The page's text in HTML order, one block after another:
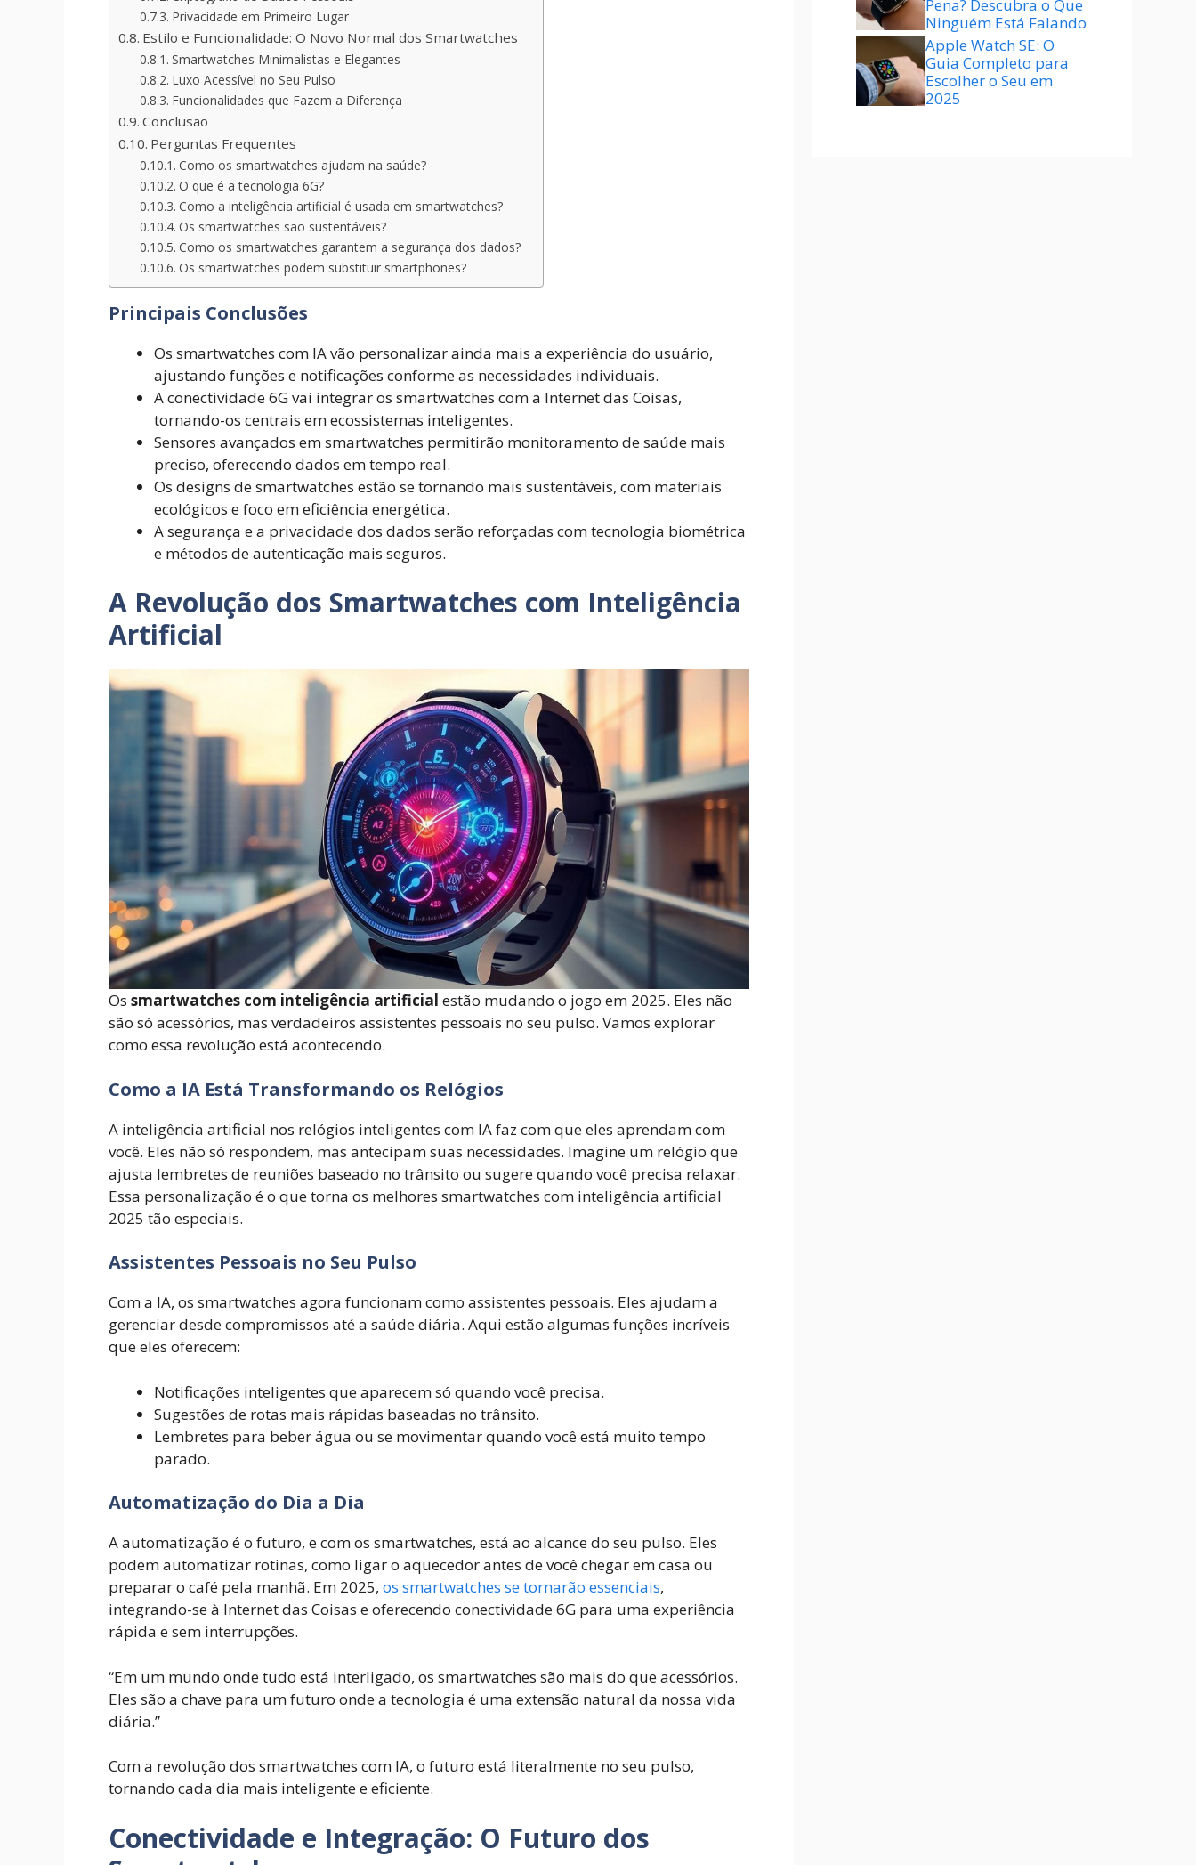
Privacidade em Primeiro Lugar
Estilo e Funcionalidade: O Novo Normal dos Smartwatches
Smartwatches Minimalistas e Elegantes
Luxo Acessível no Seu Pulso
Funcionalidades que Fazem a Diferença
Conclusão
Perguntas Frequentes
Como os smartwatches ajudam na saúde?
O que é a tecnologia 6G?
Como a inteligência artificial é usada em smartwatches?
Os smartwatches são sustentáveis?
Como os smartwatches garantem a segurança dos dados?
Os smartwatches podem substituir smartphones?
Principais Conclusões
Os smartwatches com IA vão personalizar ainda mais a experiência do usuário,
ajustando funções e notificações conforme as necessidades individuais.
A conectividade 6G vai integrar os smartwatches com a Internet das Coisas,
tornando-os centrais em ecossistemas inteligentes.
Sensores avançados em smartwatches permitirão monitoramento de saúde mais
preciso, oferecendo dados em tempo real.
Os designs de smartwatches estão se tornando mais sustentáveis, com materiais
ecológicos e foco em eficiência energética.
A segurança e a privacidade dos dados serão reforçadas com tecnologia biométrica
e métodos de autenticação mais seguros.
A Revolução dos Smartwatches com Inteligência
Artificial
Os smartwatches com inteligência artificial estão mudando o jogo em 2025. Eles não
são só acessórios, mas verdadeiros assistentes pessoais no seu pulso. Vamos explorar
como essa revolução está acontecendo.
Como a IA Está Transformando os Relógios
A inteligência artificial nos relógios inteligentes com IA faz com que eles aprendam com
você. Eles não só respondem, mas antecipam suas necessidades. Imagine um relógio que
ajusta lembretes de reuniões baseado no trânsito ou sugere quando você precisa relaxar.
Essa personalização é o que torna os melhores smartwatches com inteligência artificial
2025 tão especiais.
Assistentes Pessoais no Seu Pulso
Com a IA, os smartwatches agora funcionam como assistentes pessoais. Eles ajudam a
gerenciar desde compromissos até a saúde diária. Aqui estão algumas funções incríveis
que eles oferecem:
Notificações inteligentes que aparecem só quando você precisa.
Sugestões de rotas mais rápidas baseadas no trânsito.
Lembretes para beber água ou se movimentar quando você está muito tempo
parado.
Automatização do Dia a Dia
A automatização é o futuro, e com os smartwatches, está ao alcance do seu pulso. Eles
podem automatizar rotinas, como ligar o aquecedor antes de você chegar em casa ou
preparar o café pela manhã. Em 2025, os smartwatches se tornarão essenciais,
integrando-se à Internet das Coisas e oferecendo conectividade 6G para uma experiência
rápida e sem interrupções.
“Em um mundo onde tudo está interligado, os smartwatches são mais do que acessórios.
Eles são a chave para um futuro onde a tecnologia é uma extensão natural da nossa vida
diária.”
Com a revolução dos smartwatches com IA, o futuro está literalmente no seu pulso,
tornando cada dia mais inteligente e eficiente.
Conectividade e Integração: O Futuro dos
Pena? Descubra o Que
Ninguém Está Falando
Apple Watch SE: O
Guia Completo para
Escolher o Seu em
2025